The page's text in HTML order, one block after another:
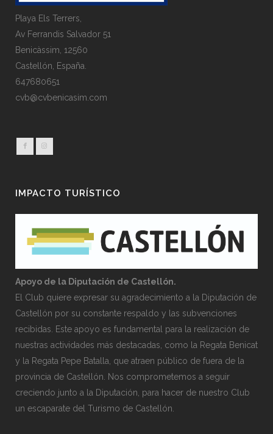
Playa Els Terrers,
Av Ferrandis Salvador 51
Benicàssim, 12560
Castellón, España.
647680651
cvb@cvbenicasim.com
IMPACTO TURÍSTICO
Apoyo de la Diputación de Castellón.
El Club quiere expresar su agradecimiento a la Diputación de
Castellón por su constante respaldo y las subvenciones
recibidas. Este apoyo es fundamental para la realización de
nuestras actividades más destacadas, como la Regata Benicat
y la Regata Pepe Batalla, que atraen público de fuera de la
provincia de Castellón. Nos comprometemos a seguir
creciendo junto a la Diputación, para hacer de nuestro Club
un escaparate del Turismo de Castellón.